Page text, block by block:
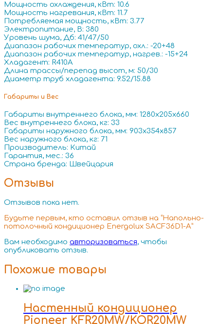
Мощность охлаждения, кВт: 10.6
Мощность нагревания, кВт: 11.7
Потребляемая мощность, кВт: 3.77
Электропитание, В: 380
Уровень шума, Дб: 41/47/50
Диапазон рабочих температур, охл.: -20+48
Диапазон рабочих температур, нагрев.: -15+24
Хладагент: R410A
Длина трассы/перепад высот, м: 50/30
Диаметр труб хладагента: 9.52/15.88
Габариты и Вес
Габариты внутреннего блока, мм: 1280x205x660
Вес внутреннего блока, кг: 33
Габариты наружного блока, мм: 903x354x857
Вес наружного блока, кг: 71
Производитель: Китай
Гарантия, мес.: 36
Страна бренда: Швейцария
Отзывы
Отзывов пока нет.
Будьте первым, кто оставил отзыв на “Напольно-
потолочный кондиционер Energolux SACF36D1-A”
Вам необходимо авторизоваться, чтобы
опубликовать отзыв.
Похожие товары
Настенный кондиционер
Pioneer KFR20MW/KOR20MW